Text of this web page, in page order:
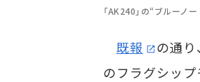
「AK240」の“ブルーノ
既報
の通
のフラグシップ